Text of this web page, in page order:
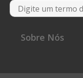
Sobre Nós